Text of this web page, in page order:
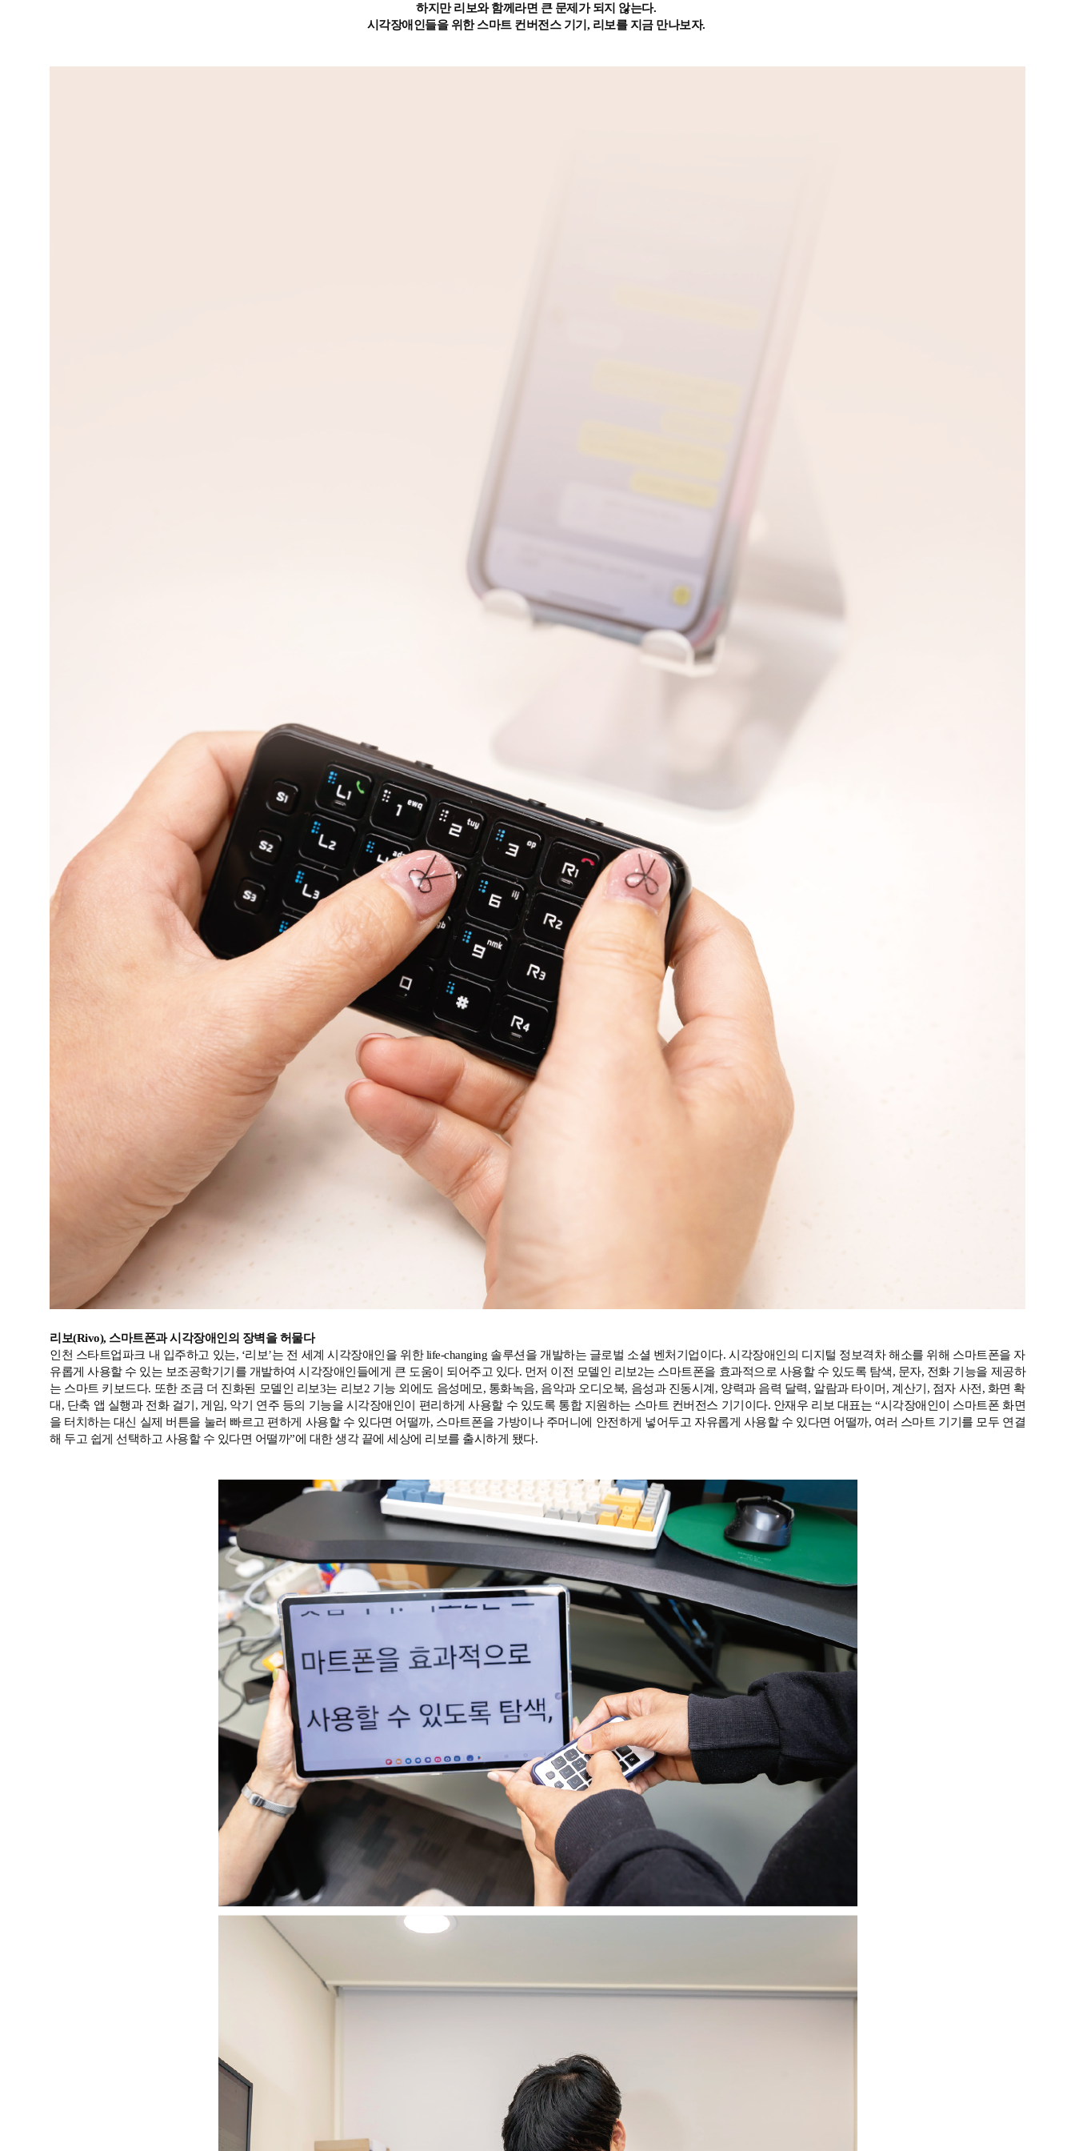
하지만 리보와 함께라면 큰 문제가 되지 않는다.
시각장애인들을 위한 스마트 컨버전스 기기, 리보를 지금 만나보자.
리보(Rivo), 스마트폰과시각장애인의 장벽을 허물다
인천 스타트업파크 내 입주하고 있는, ‘리보’는 전 세계 시각장애인을 위한 life-changing 솔루션을 개발하는 글로벌 소셜 벤처기업이다. 시각장애인의 디지털 정보격차 해소를 위해 스마트폰을 자
유롭게 사용할 수 있는 보조공학기기를 개발하여 시각장애인들에게 큰 도움이 되어주고 있다. 먼저 이전 모델인 리보2는 스마트폰을 효과적으로 사용할 수 있도록 탐색, 문자, 전화 기능을 제공하
는 스마트 키보드다. 또한 조금 더 진화된 모델인 리보3는 리보2 기능 외에도 음성메모, 통화녹음, 음악과 오디오북, 음성과 진동시계, 양력과 음력 달력, 알람과 타이머, 계산기, 점자 사전, 화면 확
대, 단축 앱 실행과 전화 걸기, 게임, 악기 연주 등의 기능을 시각장애인이 편리하게 사용할 수 있도록 통합 지원하는 스마트 컨버전스 기기이다. 안재우 리보 대표는 “시각장애인이 스마트폰 화면
을 터치하는 대신 실제 버튼을 눌러 빠르고 편하게 사용할 수 있다면 어떨까, 스마트폰을 가방이나 주머니에 안전하게 넣어두고 자유롭게 사용할 수 있다면 어떨까, 여러 스마트 기기를 모두 연결
해 두고 쉽게 선택하고 사용할 수 있다면 어떨까”에 대한 생각 끝에 세상에 리보를 출시하게 됐다.